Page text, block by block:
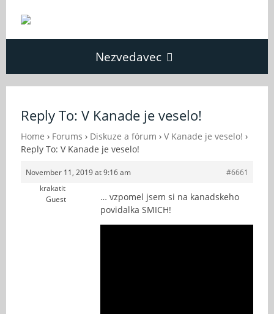
Nezvedavec
Fórum
O Nezvědavci
Kontakt
Reply To: V Kanade je veselo!
Home › Forums › Diskuze a fórum › V Kanade je veselo! ›
Reply To: V Kanade je veselo!
November 11, 2019 at 9:16 am
#6661
krakatit
Guest
… vzpomel jsem si na kanadskeho
povidalka SMICH!